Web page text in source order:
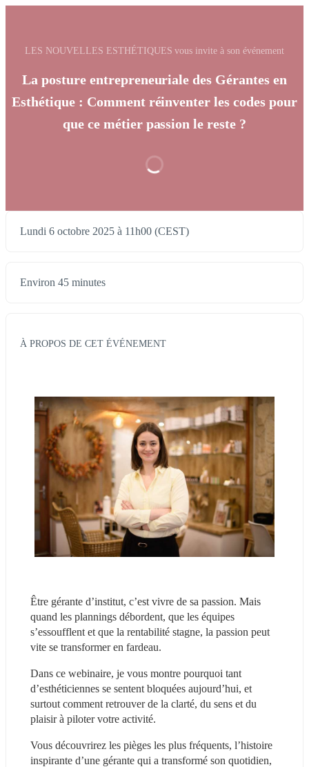
LES NOUVELLES ESTHÉTIQUES vous invite à son événement
La posture entrepreneuriale des Gérantes en
Esthétique : Comment réinventer les codes pour
que ce métier passion le reste ?
Lundi 6 octobre 2025 à 11h00 (CEST)
Environ 45 minutes
À PROPOS DE CET ÉVÉNEMENT
Être gérante d’institut, c’est vivre de sa passion. Mais
quand les plannings débordent, que les équipes
s’essoufflent et que la rentabilité stagne, la passion peut
vite se transformer en fardeau.
Dans ce webinaire, je vous montre pourquoi tant
d’esthéticiennes se sentent bloquées aujourd’hui, et
surtout comment retrouver de la clarté, du sens et du
plaisir à piloter votre activité.
Vous découvrirez les pièges les plus fréquents, l’histoire
inspirante d’une gérante qui a transformé son quotidien,